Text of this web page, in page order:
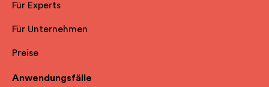
Für Experts
Für Unternehmen
Preise
Anwendungsfälle